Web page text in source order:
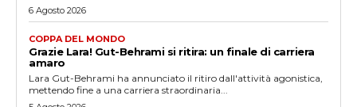
6 Agosto 2026
COPPA DEL MONDO
Grazie Lara! Gut-Behrami si ritira: un finale di carriera
amaro
Lara Gut-Behrami ha annunciato il ritiro dall'attività agonistica,
mettendo fine a una carriera straordinaria...